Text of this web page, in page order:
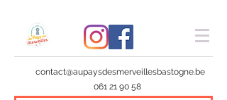
contact@aupaysdesmerveillesbastogne.be
061 21 90 58